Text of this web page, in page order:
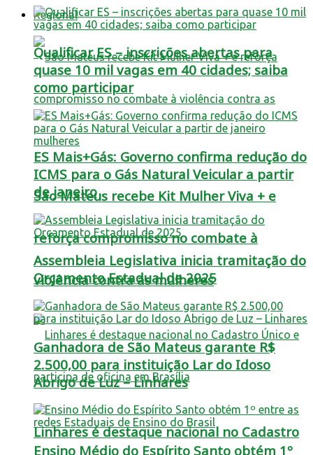
Regional
São Mateus recebe Kit Mulher Viva + e
reforça compromisso no combate à
violência contra as mulheres
Linhares é destaque nacional no Cadastro
Qualificar ES – inscrições abertas para
quase 10 mil vagas em 40 cidades; saiba
como participar
ES Mais+Gás: Governo confirma redução do
ICMS para o Gás Natural Veicular a partir
de janeiro
Assembleia Legislativa inicia tramitação do
Orçamento Estadual de 2025
Ganhadora de São Mateus garante R$
2.500,00 para instituição Lar do Idoso
Abrigo de Luz – Linhares
Ensino Médio do Espírito Santo obtém 1º